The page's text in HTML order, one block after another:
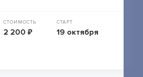
СТОИМОСТЬ
2 200 ₽
СТАРТ
19 октября